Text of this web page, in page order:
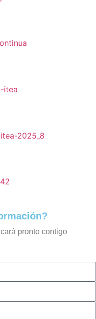
pronto contigo